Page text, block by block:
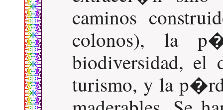
caminos
colonos), la
biodiversidad, el
turismo, y la